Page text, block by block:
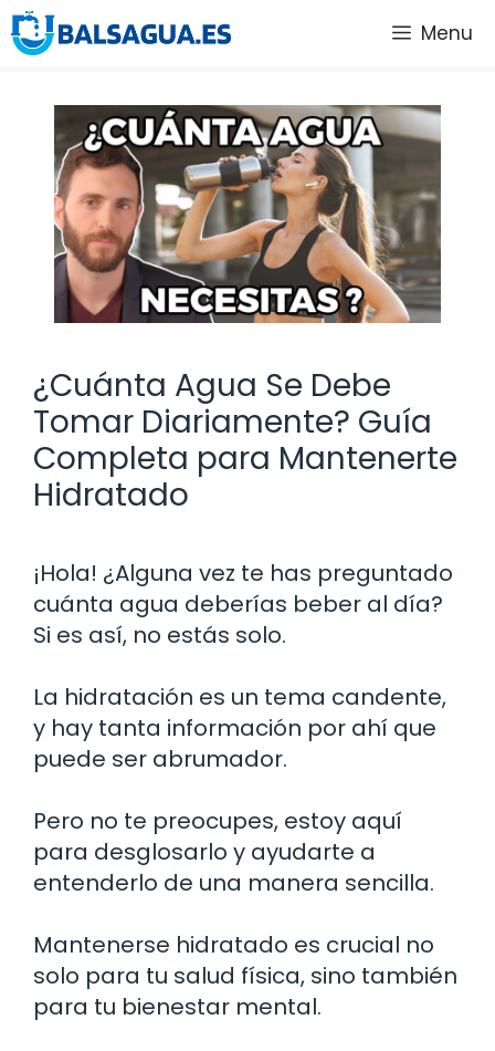
Saltar
al
Menu
¿Cuánta Agua Se Debe
Tomar Diariamente? Guía
Completa para Mantenerte
Hidratado
¡Hola! ¿Alguna vez te has preguntado
cuánta agua deberías beber al día?
Si es así, no estás solo.
La hidratación es un tema candente,
y hay tanta información por ahí que
puede ser abrumador.
Pero no te preocupes, estoy aquí
para desglosarlo y ayudarte a
entenderlo de una manera sencilla.
Mantenerse hidratado es crucial no
solo para tu salud física, sino también
para tu bienestar mental.